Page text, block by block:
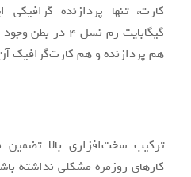
گیگابایت رم نسل
هم پردازنده و هم کارت‌گرافیک آن
ترکیب سخت‌افزاری بالا
کارهای روزمره مشکلی نداشته